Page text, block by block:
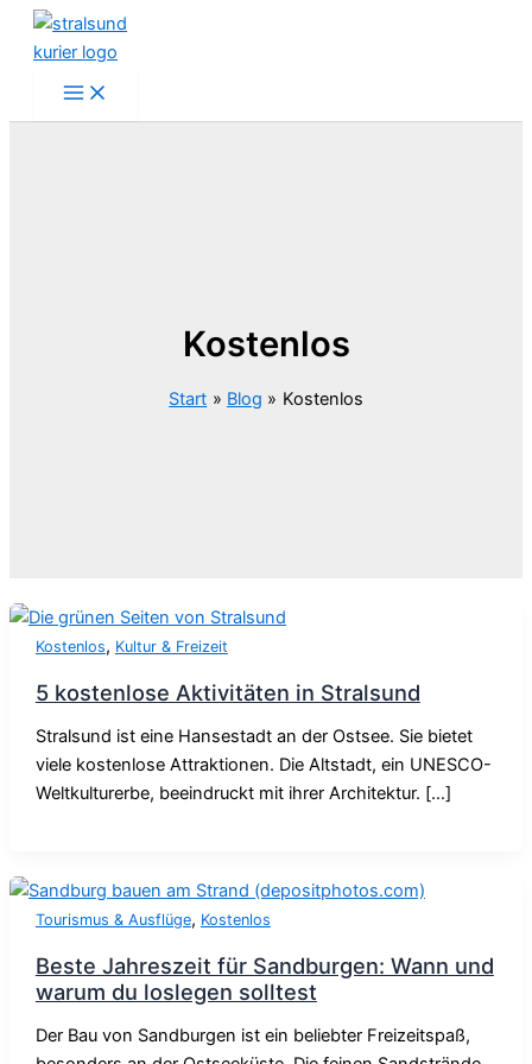
Zum
Inhalt
Kostenlos
Start Blog Kostenlos
Kostenlos, Kultur & Freizeit
5 kostenlose Aktivitäten in Stralsund
Stralsund ist eine Hansestadt an der Ostsee. Sie bietet
viele kostenlose Attraktionen. Die Altstadt, ein UNESCO-
Weltkulturerbe, beeindruckt mit ihrer Architektur. […]
Tourismus & Ausflüge, Kostenlos
Beste Jahreszeit für Sandburgen: Wann und
warum du loslegen solltest
Der Bau von Sandburgen ist ein beliebter Freizeitspaß,